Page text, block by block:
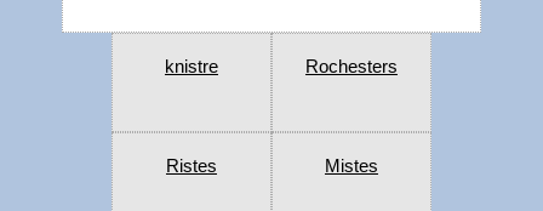
knistre Rochesters
Ristes Mistes